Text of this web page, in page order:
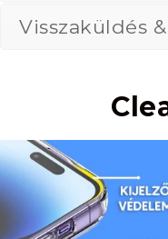
Visszaküldés